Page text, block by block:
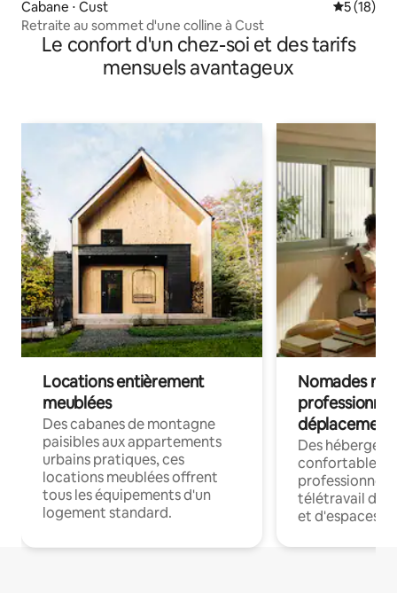
Cabane ⋅ Cust
5 (18)
Retraite au sommet d'une colline à Cust
Le confort d'un chez-soi et des tarifs
mensuels avantageux
Locations entièrement
meublées
Des cabanes de montagne
paisibles aux appartements
urbains pratiques, ces
locations meublées offrent
tous les équipements d'un
logement standard.
Nomades
déplacement
Des
confortables
professionnels
télétravail
et d'espaces